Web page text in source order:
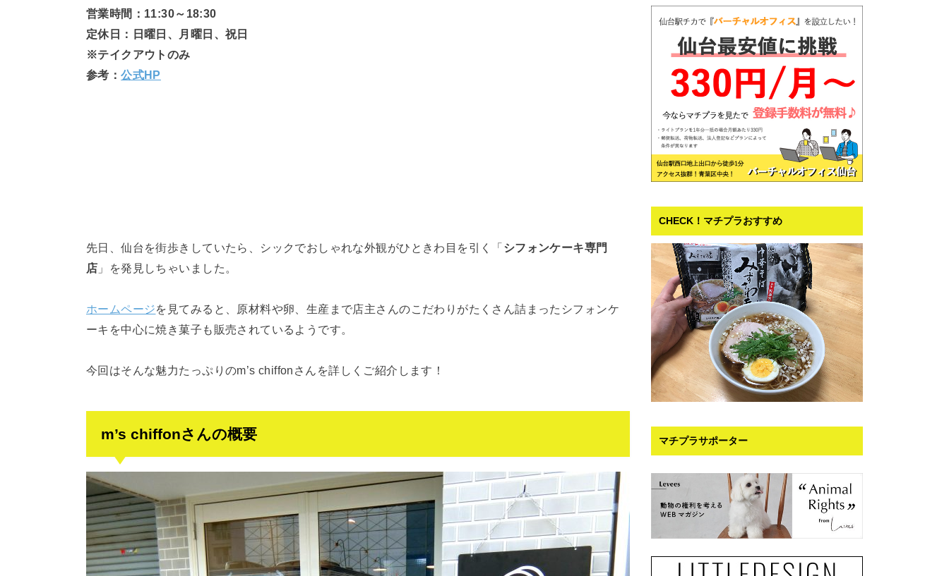
営業時間：11:30～18:30
定休日：日曜日、月曜日、祝日
※テイクアウトのみ
参考：公式HP
先日、仙台を街歩きしていたら、シックでおしゃれな外観がひときわ目を引く「 シフォンケーキ専門
店 」を発見しちゃいました。
ホームページを見てみると、原材料や卵、生産まで店主さんのこだわりがたくさん詰まったシフォンケ
ーキを中心に焼き菓子も販売されているようです。
今回はそんな魅力たっぷりのm’s chiffonさんを詳しくご紹介します！
m’s chiffonさんの概要
CHECK！マチプラおすすめ
マチプラサポーター